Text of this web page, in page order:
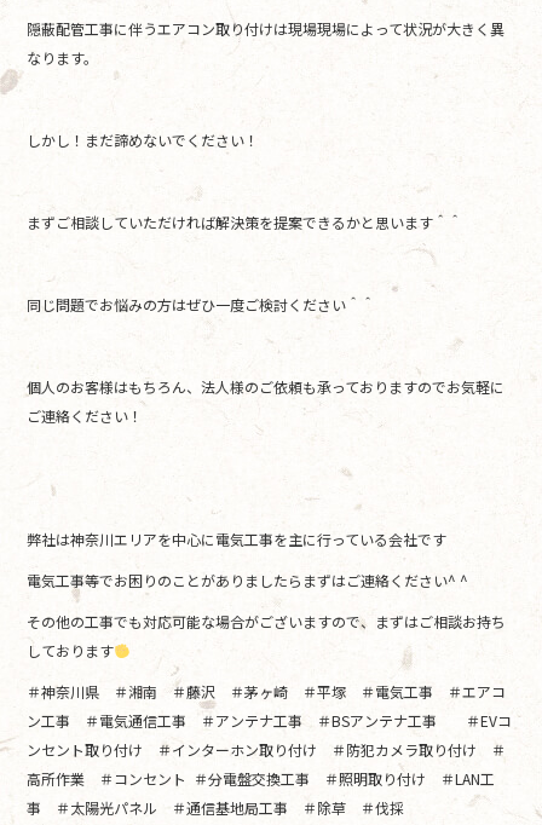
隠蔽配管工事に伴うエアコン取り付けは現場現場によって状況が大きく異
なります。
しかし！まだ諦めないでください！
まずご相談していただければ解決策を提案できるかと思います＾＾
同じ問題でお悩みの方はぜひ一度ご検討ください＾＾
個人のお客様はもちろん、法人様のご依頼も承っておりますのでお気軽に
ご連絡ください！
弊社は神奈川エリアを中心に電気工事を主に行っている会社です
電気工事等でお困りのことがありましたらまずはご連絡ください^ ^
その他の工事でも対応可能な場合がございますので、まずはご相談お持ち
しております
＃神奈川県 ＃湘南 ＃藤沢 ＃茅ヶ崎 ＃平塚 ＃電気工事 ＃エアコ
ン工事 ＃電気通信工事 ＃アンテナ工事 ＃BSアンテナ工事 ＃EVコ
ンセント取り付け ＃インターホン取り付け ＃防犯カメラ取り付け ＃
高所作業 ＃コンセント ＃分電盤交換工事 ＃照明取り付け ＃LAN工
事 ＃太陽光パネル ＃通信基地局工事 ＃除草 ＃伐採